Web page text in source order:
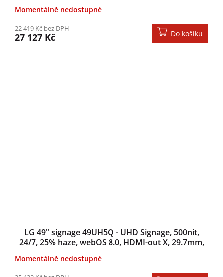
Momentálně nedostupné
22 419 Kč bez DPH
27 127 Kč Do košíku
LG 49" signage 49UH5Q - UHD Signage, 500nit,
24/7, 25% haze, webOS 8.0, HDMI-out X, 29.7mm,
Momentálně nedostupné